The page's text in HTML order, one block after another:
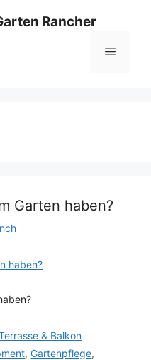
Rancher
Menü
Garten haben?
& Balkon
,Gartenpflege,